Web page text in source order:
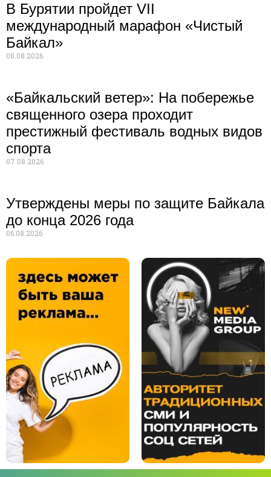
В Бурятии пройдет VII
международный марафон «Чистый
Байкал»
08.08.2026
«Байкальский ветер»: На побережье
священного озера проходит
престижный фестиваль водных видов
спорта
07.08.2026
Утверждены меры по защите Байкала
до конца 2026 года
06.08.2026